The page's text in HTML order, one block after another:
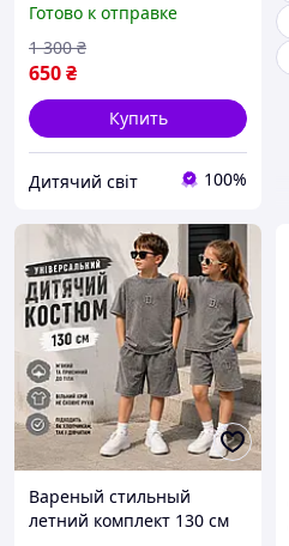
футболкой костюм летний
детский на мальчика
подростка с шортами
Готово к отправке
650₴
1 300 ₴
Купить
Дитячий світ 100%
Вареный стильный
летний комплект 130 см